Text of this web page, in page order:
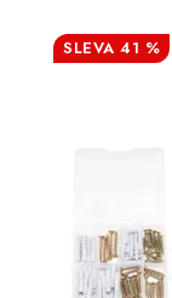
41 %